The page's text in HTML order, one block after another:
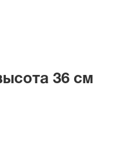
36 см